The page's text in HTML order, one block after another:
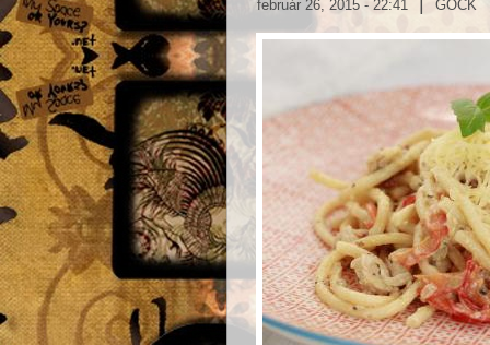
február 26, 2015 - 22:41 GOCK